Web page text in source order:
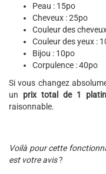
Peau : 15po
Cheveux : 25po
Couleur des
Couleur des yeux :
Bijou : 10po
Corpulence : 40po
Si vous changez
un prix total de 1
raisonnable.
Voilà pour cette
est votre avis?